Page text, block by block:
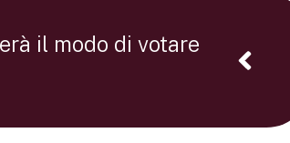
il modo di votare